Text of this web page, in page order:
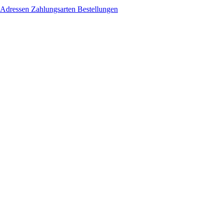
Adressen Zahlungsarten Bestellungen